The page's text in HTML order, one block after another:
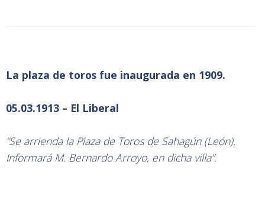
La plaza de toros fue inaugurada en 1909.
05.03.1913 – El Liberal
“Se arrienda la Plaza de Toros de Sahagún (León).
Informará M. Bernardo Arroyo, en dicha villa”.